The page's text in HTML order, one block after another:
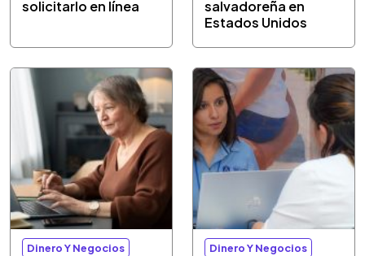
solicitarlo en línea
salvadoreña en
Estados Unidos
Dinero Y Negocios Dinero Y Negocios